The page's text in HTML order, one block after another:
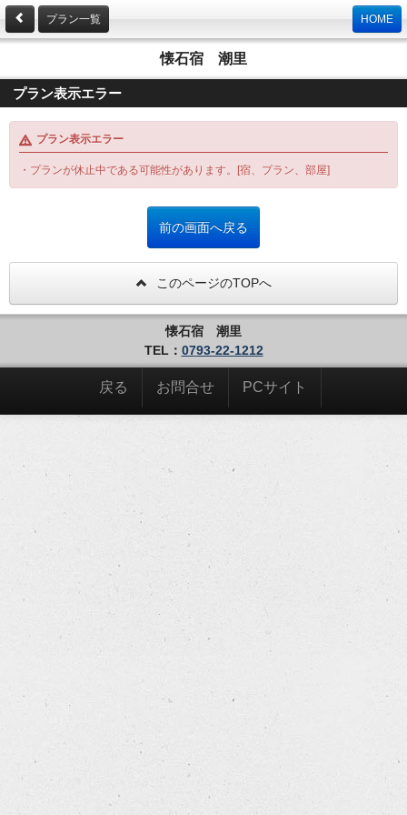
プラン一覧 HOME
懐石宿 潮里
プラン表示エラー
プラン表示エラー
・プランが休止中である可能性があります。[宿、プラン、部屋]
このページのTOPへ
懐石宿 潮里
TEL： 0793-22-1212
戻る お問合せ PCサイト